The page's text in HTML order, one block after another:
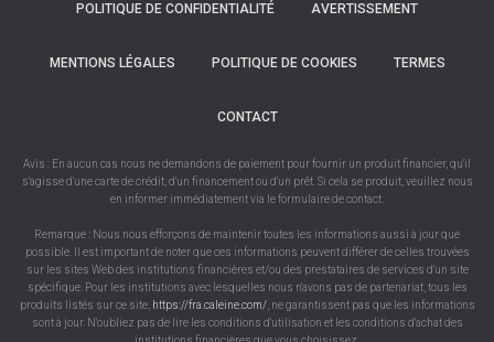
POLITIQUE DE CONFIDENTIALITÉ AVERTISSEMENT
MENTIONS LÉGALES POLITIQUE DE COOKIES TERMES
CONTACT
Avis : En aucun cas nous ne demandons de paiement pour fournir un produit financier, qu'il
s'agisse d'une carte de crédit, d'un financement ou d'un prêt. Si cela se produit, veuillez nous
en informer immédiatement via le formulaire de contact.
Remarque : Nous nous efforçons de maintenir toutes les informations aussi à jour que
possible. Il est important de noter que ces informations peuvent différer de celles trouvées
sur les sites Web des institutions financières et/ou des prestataires de services d'un site
spécifique. Pour les institutions avec lesquelles nous n'avons pas de partenariat, tous les
produits listés sur ce site, https://fra.caleine.com/, ne garantissent pas que les informations
sont à jour. N'oubliez pas de lire les conditions d'utilisation et les conditions d'achat des